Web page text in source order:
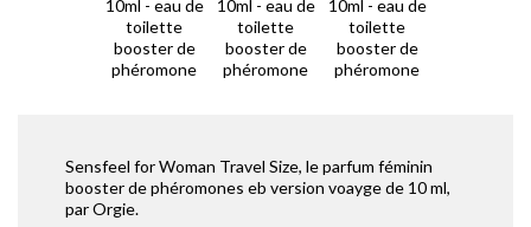
Sensfeel for Woman Travel Size, le parfum féminin
booster de phéromones eb version voayge de 10 ml,
par Orgie.